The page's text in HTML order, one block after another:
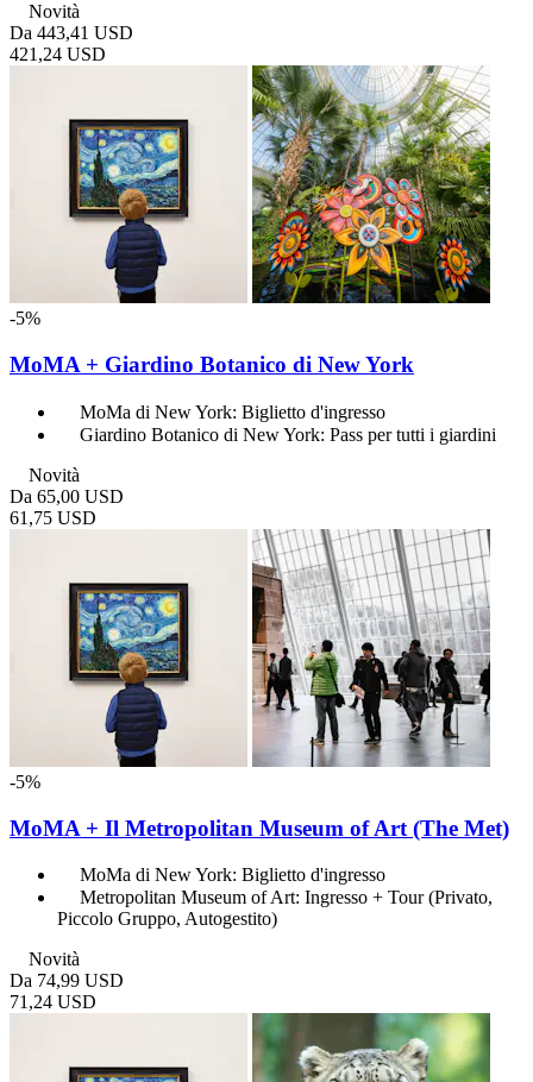
Novità
Da 443,41 USD
421,24 USD
-5%
MoMA + Giardino Botanico di New York
MoMa di New York: Biglietto d'ingresso
Giardino Botanico di New York: Pass per tutti i giardini
Novità
Da 65,00 USD
61,75 USD
-5%
MoMA + Il Metropolitan Museum of Art (The Met)
MoMa di New York: Biglietto d'ingresso
Metropolitan Museum of Art: Ingresso + Tour (Privato,
Piccolo Gruppo, Autogestito)
Novità
Da 74,99 USD
71,24 USD